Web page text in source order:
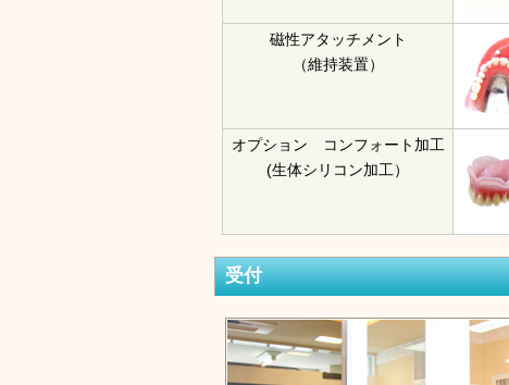
磁性アタッチメント
（維持装置）
オプション コンフォート加工
(生体シリコン加工）
受付